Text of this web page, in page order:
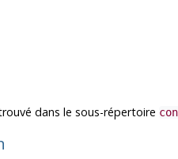
dans le sous-répertoire